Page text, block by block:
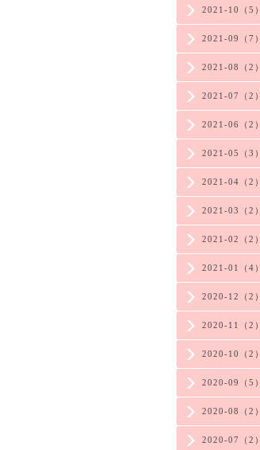
2021-10（5）
2021-09（7）
2021-08（2）
2021-07（2）
2021-06（2）
2021-05（3）
2021-04（2）
2021-03（2）
2021-02（2）
2021-01（4）
2020-12（2）
2020-11（2）
2020-10（2）
2020-09（5）
2020-08（2）
2020-07（2）